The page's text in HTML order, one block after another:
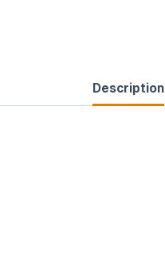
Description